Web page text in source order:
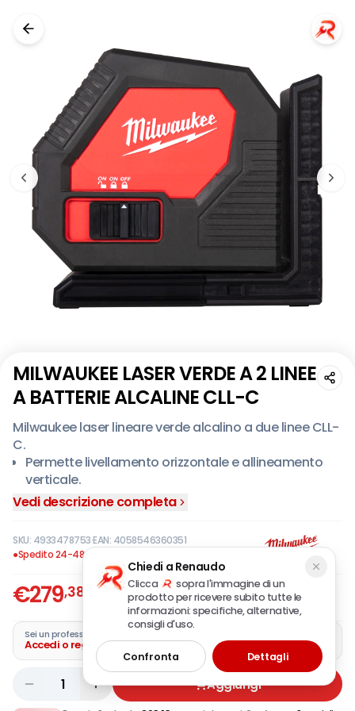
MILWAUKEE LASER VERDE A 2 LINEE
A BATTERIE ALCALINE CLL-C
Milwaukee laser lineare verde alcalino a due linee CLL-
C.
Permette livellamento orizzontale e allineamento
verticale.
Laser verde con portata 30 metri (50 metri con il
LRD100).
Le 4 batterie alcaline AA (incluse) garantiscono
un'autonomia di oltre 8 ore.
Sistema del pendolo in 3 modalità: manuale per
utilizzo ad ogni angolazione, auto-livellamento con
indicazione di disallineamento con 4° di variazione
e pendolo bloccato per maggiore protezione
durante il trasporto.
Magneti, filettatura 1/4" per treppiede e fori
integrati: facile aggancio su acciaio, su legno,
Vedi descrizione completa
SKU: 4933478753·EAN: 4058546360351
●Spedito 24-48 ore
€279,38 IVA incl.
Sei un professionista?
Accedi o registra la tua azienda
1 Aggiungi
Chiedi a Renaudo
Clicca
sopra l'immagine di un
prodotto per ricevere subito tutte le
informazioni: specifiche, alternative,
consigli d'uso.
Confronta Dettagli